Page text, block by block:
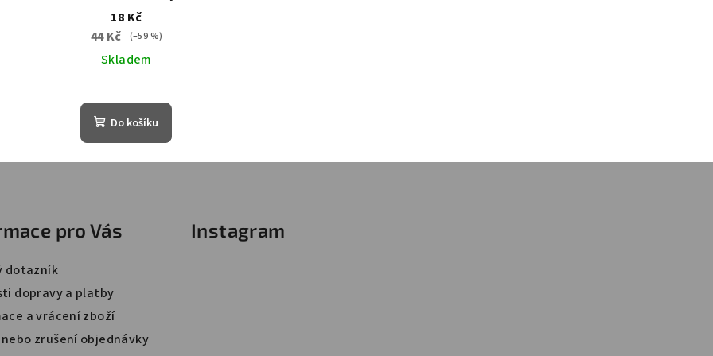
extraktem 20 g / 1 ks
18 Kč
44 Kč
(–59 %)
Skladem
Do košíku
pro Vás
dotazník
dopravy a platby
a vrácení zboží
nebo zrušení objednávky
Instagram